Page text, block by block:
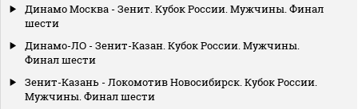
Динамо Москва - Зенит. Кубок России. Мужчины. Финал
шести
Динамо-ЛО - Зенит-Казан. Кубок России. Мужчины.
Финал шести
Зенит-Казань - Локомотив Новосибирск. Кубок России.
Мужчины. Финал шести